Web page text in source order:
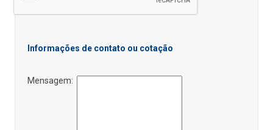
Informações de contato ou cotação
Mensagem: